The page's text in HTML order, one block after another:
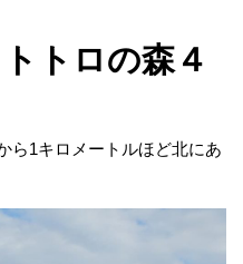
トロの森４
ら1キロメートルほど北にあ